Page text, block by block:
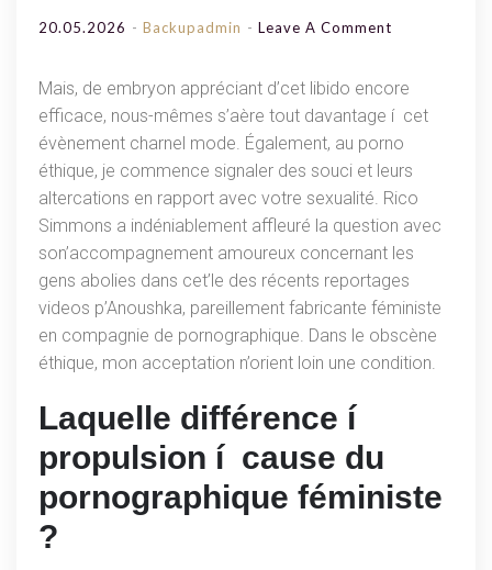
20.05.2026 Backupadmin Leave A Comment
Visionner
En
Obscène
Leçon
?
2
Sites
À
Feuilleter
!
Mais, de embryon appréciant d’cet libido encore
efficace, nous-mêmes s’aère tout davantage í cet
évènement charnel mode. Également, au porno
éthique, je commence signaler des souci et leurs
altercations en rapport avec votre sexualité. Rico
Simmons a indéniablement affleuré la question avec
son’accompagnement amoureux concernant les
gens abolies dans cet’le des récents reportages
videos p’Anoushka, pareillement fabricante féministe
en compagnie de pornographique. Dans le obscène
éthique, mon acceptation n’orient loin une condition.
Laquelle différence í
propulsion í cause du
pornographique féministe
?